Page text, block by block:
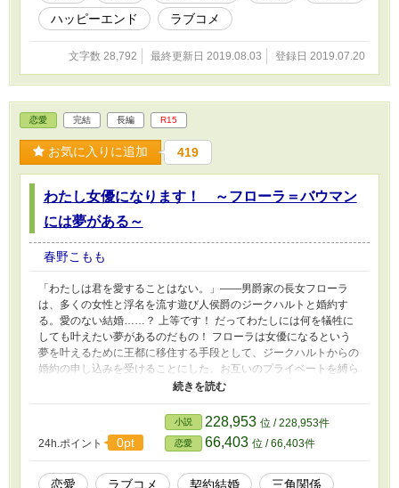
ハッピーエンド
ラブコメ
文字数 28,792 最終更新日 2019.08.03 登録日 2019.07.20
恋愛 完結 長編 R15
お気に入りに追加 419
わたし女優になります！ ～フローラ＝バウマン
には夢がある～
春野こもも
「わたしは君を愛することはない。」――男爵家の長女フローラ
は、多くの女性と浮名を流す遊び人侯爵のジークハルトと婚約す
る。愛のない結婚……？ 上等です！ だってわたしには何を犠牲に
しても叶えたい夢があるのだもの！ フローラは女優になるという
夢を叶えるために王都に移住する手段として、ジークハルトからの
婚約の申し込みを受けることにした。お互いのプライベートを縛ら
ないという契約のもと、彼女は王都で自らの夢を叶えるための一歩
を踏み出す。 そしてジークハルトが街で出会った美しい女性イザ
ベラ……その正体は実は女優として変装し活動しているフローラだ
った。 お仕事と恋愛とミステリーの混合です。主人公の価値観は
基本仕事＞恋愛です。
24h.ポイント 0pt
小説 228,953 位 / 228,953件
恋愛 66,403 位 / 66,403件
恋愛 ラブコメ 契約結婚
三角関係